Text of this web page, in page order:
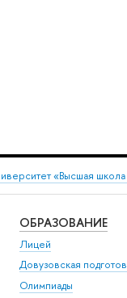
«Высшая
ОБРАЗОВАНИЕ
Лицей
Довузовская
Олимпиады